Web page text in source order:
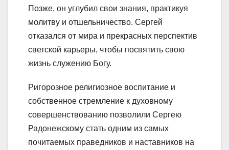
Позже, он углубил свои знания, практикуя
молитву и отшельничество. Сергей
отказался от мира и прекрасных перспектив
светской карьеры, чтобы посвятить свою
жизнь служению Богу.
Ригорозное религиозное воспитание и
собственное стремление к духовному
совершенствованию позволили Сергею
Радонежскому стать одним из самых
почитаемых праведников и наставников на